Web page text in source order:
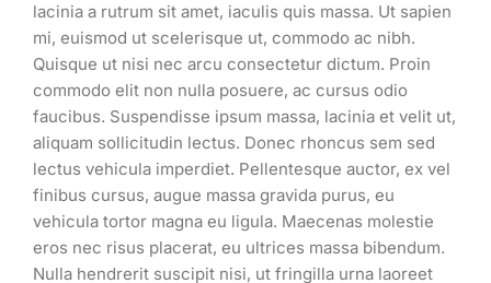
lacinia a rutrum sit amet, iaculis quis massa. Ut sapien
mi, euismod ut scelerisque ut, commodo ac nibh.
Quisque ut nisi nec arcu consectetur dictum. Proin
commodo elit non nulla posuere, ac cursus odio
faucibus. Suspendisse ipsum massa, lacinia et velit ut,
aliquam sollicitudin lectus. Donec rhoncus sem sed
lectus vehicula imperdiet. Pellentesque auctor, ex vel
finibus cursus, augue massa gravida purus, eu
vehicula tortor magna eu ligula. Maecenas molestie
eros nec risus placerat, eu ultrices massa bibendum.
Nulla hendrerit suscipit nisi, ut fringilla urna laoreet